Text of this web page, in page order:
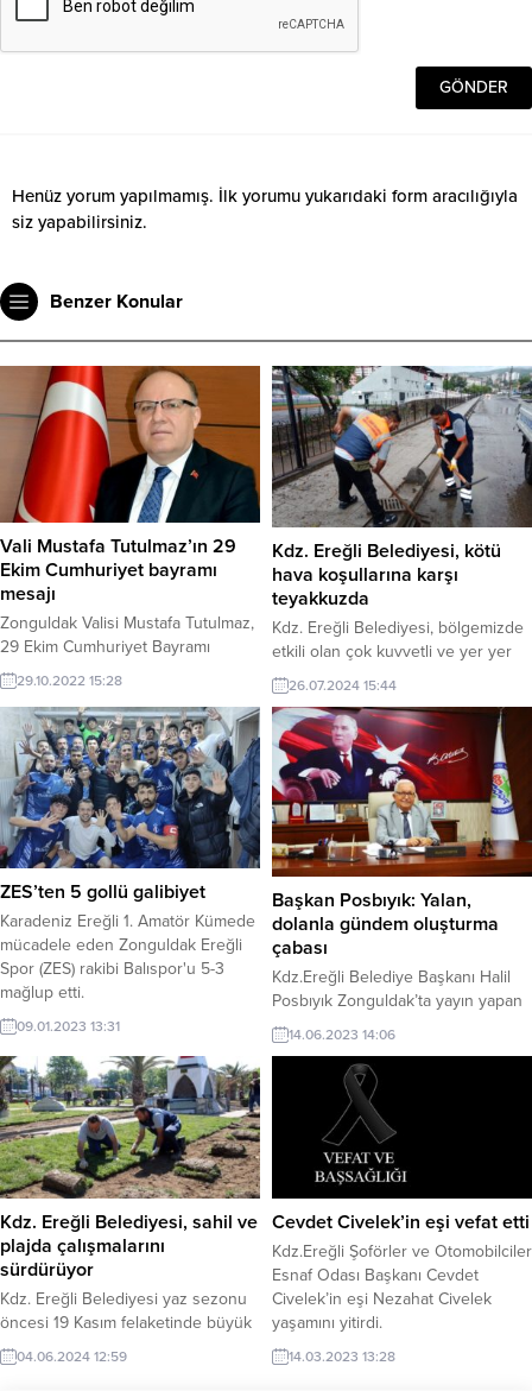
Henüz yorum yapılmamış. İlk yorumu yukarıdaki form aracılığıyla
siz yapabilirsiniz.
Benzer Konular
Vali Mustafa Tutulmaz’ın 29
Ekim Cumhuriyet bayramı
mesajı
Zonguldak Valisi Mustafa Tutulmaz,
29 Ekim Cumhuriyet Bayramı
dolasıyla bir mesaj yayınladı..
29.10.2022 15:28
Kdz. Ereğli Belediyesi, kötü
hava koşullarına karşı
teyakkuzda
Kdz. Ereğli Belediyesi, bölgemizde
etkili olan çok kuvvetli ve yer yer
şiddetli sağanak ve gök gürültülü
sağanak yağış ve fırtınaya karşı
teyakkuza geçti. Tıkanan mazgallar
anlık temizleniyor, dereler kontrol
altında tutuluyor.
26.07.2024 15:44
ZES’ten 5 gollü galibiyet
Karadeniz Ereğli 1. Amatör Kümede
mücadele eden Zonguldak Ereğli
Spor (ZES) rakibi Balıspor'u 5-3
mağlup etti.
09.01.2023 13:31
Başkan Posbıyık: Yalan,
dolanla gündem oluşturma
çabası
Kdz.Ereğli Belediye Başkanı Halil
Posbıyık Zonguldak’ta yayın yapan
bazı medya organlarına sert çıktı.
14.06.2023 14:06
Kdz. Ereğli Belediyesi, sahil ve
plajda çalışmalarını
sürdürüyor
Kdz. Ereğli Belediyesi yaz sezonu
öncesi 19 Kasım felaketinde büyük
zarar gören sahil ve plajlarda
düzenleme çalışmalarını
04.06.2024 12:59
Cevdet Civelek’in eşi vefat etti
Kdz.Ereğli Şoförler ve Otomobilciler
Esnaf Odası Başkanı Cevdet
Civelek’in eşi Nezahat Civelek
yaşamını yitirdi.
14.03.2023 13:28